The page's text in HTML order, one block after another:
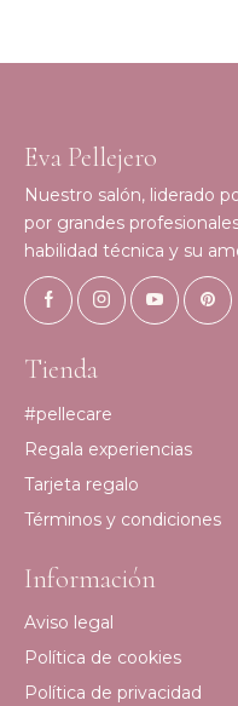
Eva Pellejero
Nuestro salón, liderado
por grandes
habilidad técnica y su
Tienda
#pellecare
Regala experiencias
Tarjeta regalo
Términos y condiciones
Información
Aviso legal
Política de cookies
Política de privacidad